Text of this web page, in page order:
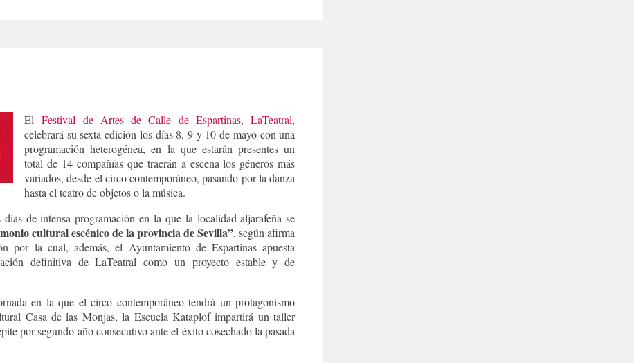
ElFestival de Artes de Calle de Espartinas, LaTeatral,
celebrará su sexta edición los días 8, 9 y 10 de mayo con una
programación heterogénea, en la que estarán presentes un
total de 14 compañías que traerán a escena los géneros más
variados, desde el circo contemporáneo, pasando por la danza
hasta el teatro de objetos o la música.
de intensa programación en la que la localidad aljarafeña se
cultural escénico de la provincia de Sevilla”, según afirma
por la cual, además, el Ayuntamiento de Espartinas apuesta
definitiva de LaTeatral como un proyecto estable y de
en la que el circo contemporáneo tendrá un protagonismo
Casa de las Monjas, la Escuela Kataplof impartirá un taller
por segundo año consecutivo ante el éxito cosechado la pasada